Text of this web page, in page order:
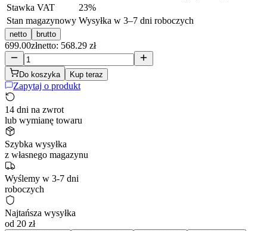
Stawka VAT
23%
Stan magazynowy Wysyłka w 3–7 dni roboczych
netto brutto
699.00złnetto: 568.29 zł
Do koszyka Kup teraz
Zapytaj o produkt
14 dni na zwrot
lub wymianę towaru
Szybka wysyłka
z własnego magazynu
Wyślemy w 3-7 dni
roboczych
Najtańsza wysyłka
od 20 zł